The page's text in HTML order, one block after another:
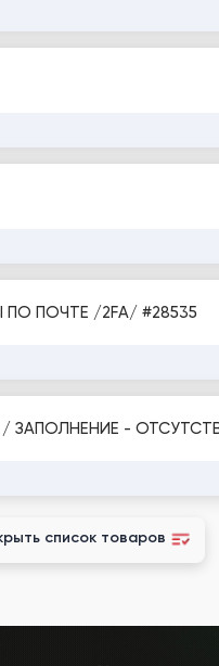
INSTAGRAM /ЖЕНСИКЙ ПРОФИЛЬ /АККАУНТЫ ПОДТВЕРЖДЕНЫ ПО ПОЧТЕ /2FA/ #28535
список товаров